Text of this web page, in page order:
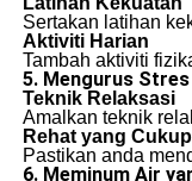
Sertakan latihan
Aktiviti Harian
Tambah aktiviti
5. Mengurus Stres
Teknik Relaksasi
Amalkan teknik
Rehat yang Cukup
Pastikan anda
6. Meminum Air